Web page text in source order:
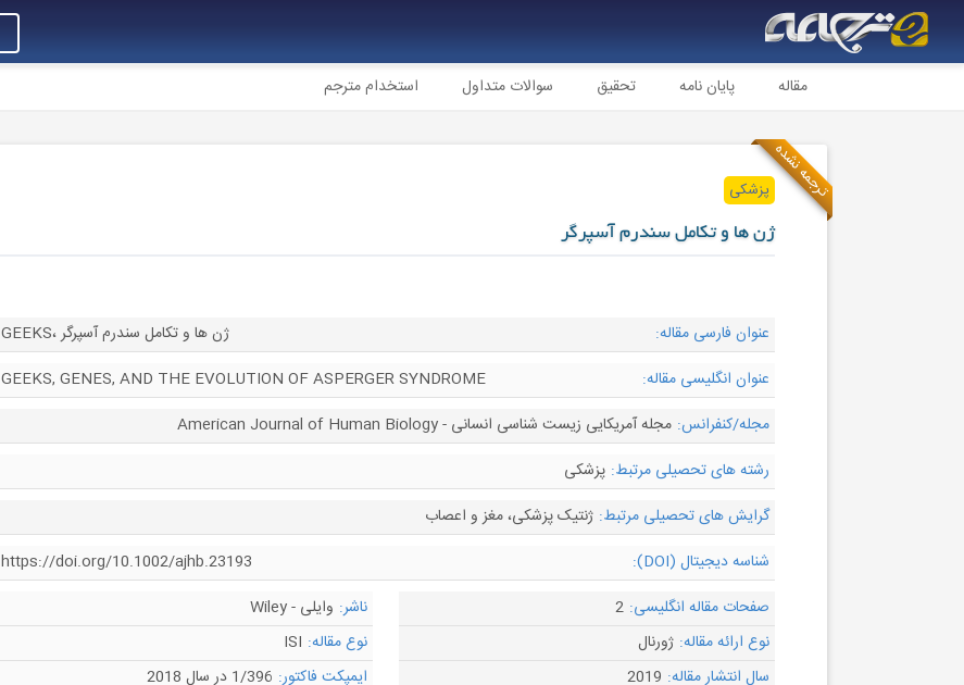
مقاله پایان نامه تحقیق سوالات متداول استخدام مترجم
ترجمه نشدهپزشکی
ژن ها و تکامل سندرم آسپرگر
عنوان فارسی مقاله:
GEEKS، ژن ها و تکامل سندرم آسپرگر
عنوان انگلیسی مقاله:
GEEKS, GENES, AND THE EVOLUTION OF ASPERGER SYNDROME
مجله/کنفرانس: مجله آمریکایی زیست شناسی انسانی - American Journal of Human Biology
رشته های تحصیلی مرتبط: پزشکی
گرایش های تحصیلی مرتبط: ژنتیک پزشکی، مغز و اعصاب
شناسه دیجیتال (DOI):
https://doi.org/10.1002/ajhb.23193
صفحات مقاله انگلیسی: 2 ناشر: وایلی - Wiley
نوع ارائه مقاله: ژورنال نوع مقاله: ISI
سال انتشار مقاله: 2019 ایمپکت فاکتور: 1/396 در سال 2018